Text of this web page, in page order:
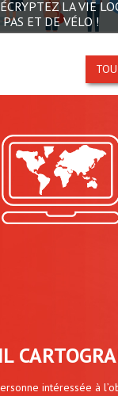
LA VIE
ET DE VÉLO !
intéressée à